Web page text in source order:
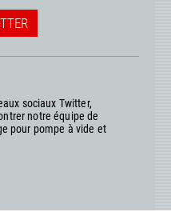
sociaux Twitter,
notre équipe de
pour pompe à vide et